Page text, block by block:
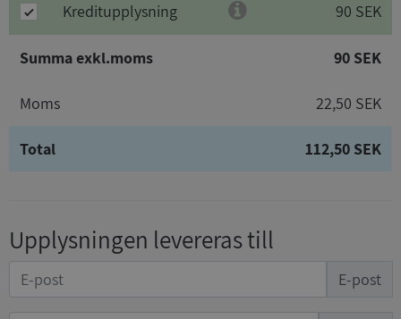
Kreditupplysning 90 SEK
Summa exkl.moms 90 SEK
Moms 22,50 SEK
Total 112,50 SEK
Upplysningen levereras till
E-post